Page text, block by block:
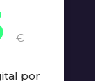
€
por